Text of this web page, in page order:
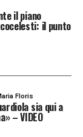
il piano
il punto
Floris
sia qui a
– VIDEO